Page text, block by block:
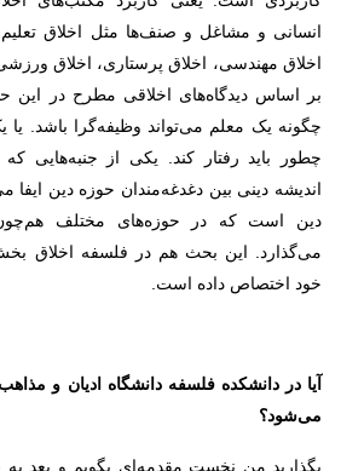
انسانی و مشاغل و صنف‌ها مثل اخلاق
اخلاق مهندسی، اخلاق پرستاری، اخلاق
بر اساس دیدگاه‌های اخلاقی مطرح در این
چگونه یک معلم می‌تواند وظیفه‌گرا باشد.
چطور باید رفتار کند. یکی از جنبه‌هایی
اندیشه دینی بین دغدغه‌مندان حوزه دین ایفا
دین است که در حوزه‌های مختلف
می‌گذارد. این بحث هم در فلسفه اخلاق
خود اختصاص داده است.
آیا در دانشکده فلسفه دانشگاه ادیان و
می‌شود؟
بگذارید من نخست مقدمه‌ای بگویم و بعد